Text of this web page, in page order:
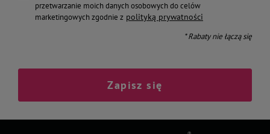
przetwarzanie moich danych osobowych do celów
marketingowych zgodnie z polityką prywatności
* Rabaty nie łączą się
Zapisz się